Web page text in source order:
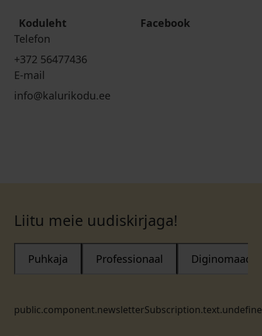
Koduleht
Facebook
Telefon
+372 56477436
E-mail
info@kalurikodu.ee
Liitu meie uudiskirjaga!
Puhkaja Professionaal Diginomaad